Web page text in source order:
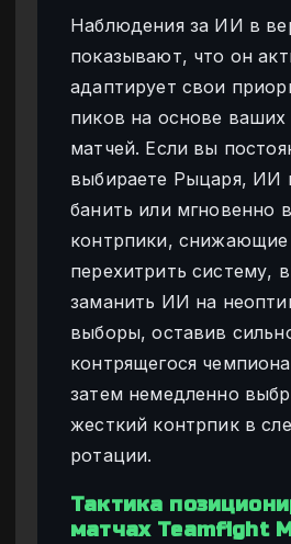
Наблюдения за ИИ в
показывают, что он
адаптирует свои
пиков на основе
матчей. Если вы
выбираете Рыцаря, ИИ
банить или мгновенно
контрпики,
перехитрить систему,
заманить ИИ на
выборы, оставив
контрящегося
затем немедленно
жесткий контрпик в
ротации.
Тактика
матчах Teamfight